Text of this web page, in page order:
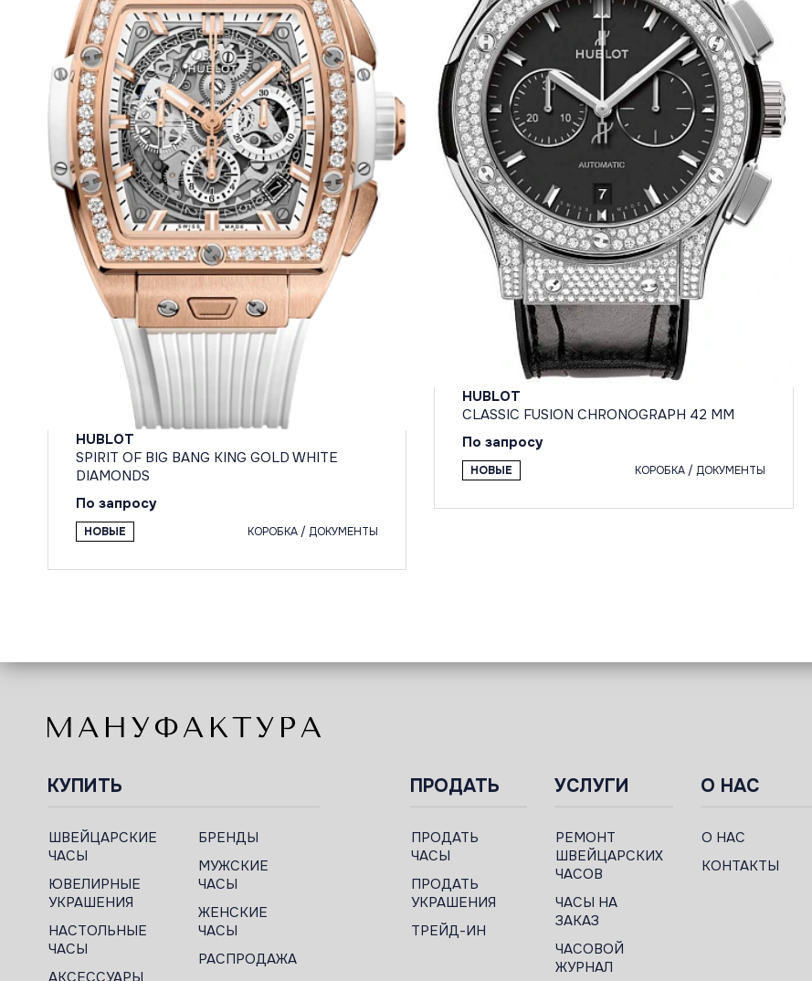
HUBLOT
SPIRIT OF BIG BANG KING GOLD WHITE
DIAMONDS
По запросу
НОВЫЕ КОРОБКА / ДОКУМЕНТЫ
HUBLOT
CLASSIC FUSION CHRONOGRAPH 42 MM
По запросу
НОВЫЕ КОРОБКА / ДОКУМЕНТЫ
КУПИТЬ
ШВЕЙЦАРСКИЕ
ЧАСЫ
ЮВЕЛИРНЫЕ
УКРАШЕНИЯ
НАСТОЛЬНЫЕ
ЧАСЫ
АКСЕССУАРЫ
БРЕНДЫ
МУЖСКИЕ
ЧАСЫ
ЖЕНСКИЕ
ЧАСЫ
РАСПРОДАЖА
ПРОДАТЬ
ПРОДАТЬ
ЧАСЫ
ПРОДАТЬ
УКРАШЕНИЯ
ТРЕЙД-ИН
УСЛУГИ
РЕМОНТ
ШВЕЙЦАРСКИХ
ЧАСОВ
ЧАСЫ НА
ЗАКАЗ
ЧАСОВОЙ
ЖУРНАЛ
О НАС
О НАС
КОНТАКТЫ